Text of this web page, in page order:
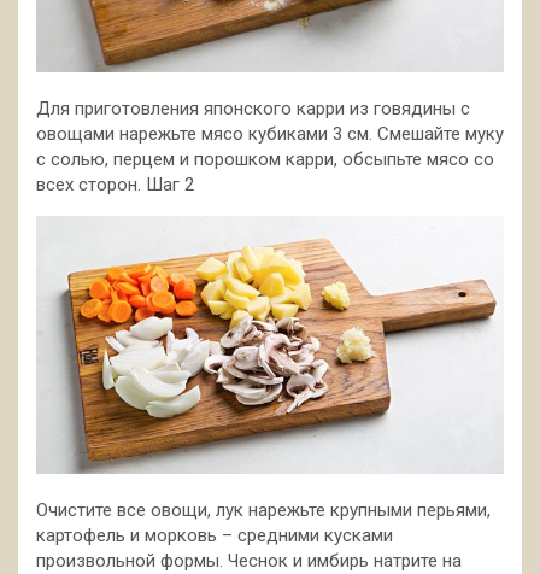
Для приготовления японского карри из говядины с
овощами нарежьте мясо кубиками 3 см. Смешайте муку
с солью, перцем и порошком карри, обсыпьте мясо со
всех сторон. Шаг 2
Очистите все овощи, лук нарежьте крупными перьями,
картофель и морковь – средними кусками
произвольной формы. Чеснок и имбирь натрите на